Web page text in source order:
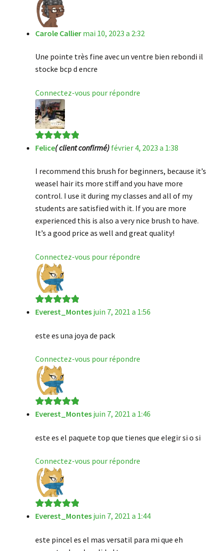
Carole Callier mai 10, 2023 a 2:32
Une pointe très fine avec un ventre bien rebondi il
stocke bcp d encre
Connectez-vous pour répondre
Note5sur 5
Felice( client confirmé) février 4, 2023 a 1:38
I recommend this brush for beginners, because it’s
weasel hair its more stiff and you have more
control. I use it during my classes and all of my
students are satisfied with it. If you are more
experienced this is also a very nice brush to have.
It’s a good price as well and great quality!
Connectez-vous pour répondre
Note5sur 5
Everest_Montes juin 7, 2021 a 1:56
este es una joya de pack
Connectez-vous pour répondre
Note5sur 5
Everest_Montes juin 7, 2021 a 1:46
este es el paquete top que tienes que elegir si o si
Connectez-vous pour répondre
Note5sur 5
Everest_Montes juin 7, 2021 a 1:44
este pincel es el mas versatil para mi que eh